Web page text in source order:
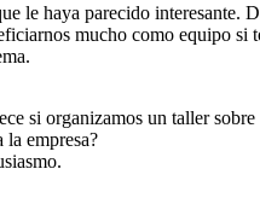
le haya parecido interesante.
mucho como equipo si
si organizamos un taller sobre
empresa?